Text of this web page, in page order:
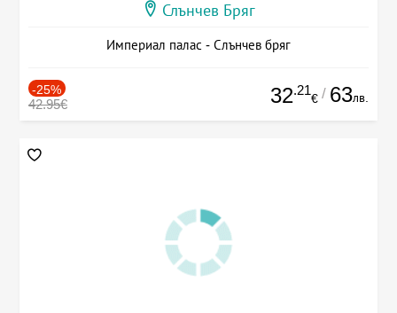
Слънчев Бряг
Империал палас - Слънчев бряг
-25%
42.95€ 32.21
€ / 63лв.